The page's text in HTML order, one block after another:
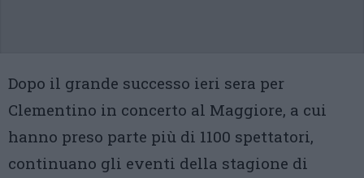
Dopo il grande successo ieri sera per
Clementino in concerto al Maggiore, a cui
hanno preso parte più di 1100 spettatori,
continuano gli eventi della stagione di